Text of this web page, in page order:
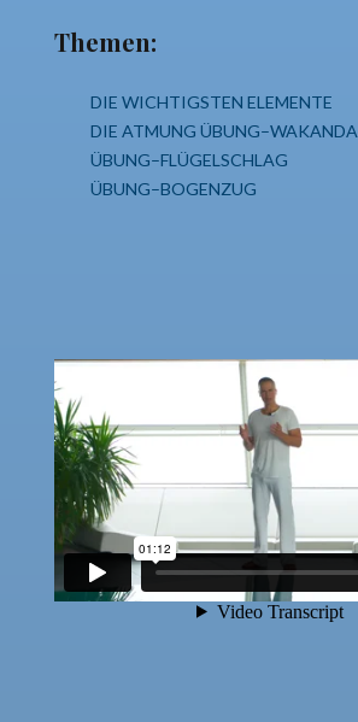
Themen:
DIE WICHTIGSTEN ELEMENTE
DIE ATMUNG ÜBUNG–WAKANDA
ÜBUNG–FLÜGELSCHLAG
ÜBUNG–BOGENZUG